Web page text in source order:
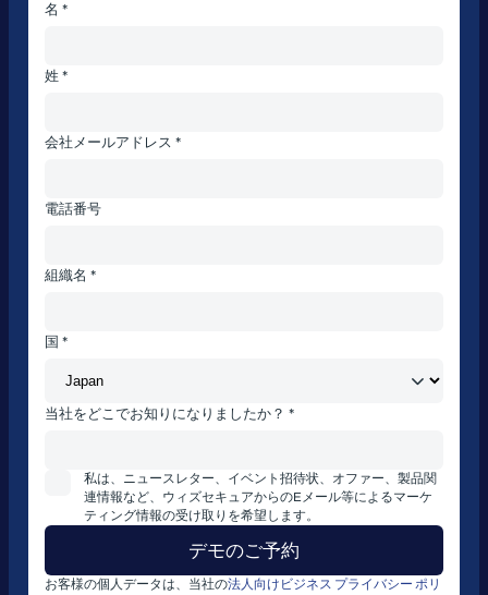
名 *
姓 *
会社メールアドレス *
電話番号
組織名 *
国 *
当社をどこでお知りになりましたか？ *
私は、ニュースレター、イベント招待状、オファー、製品関
連情報など、ウィズセキュアからのEメール等によるマーケ
ティング情報の受け取りを希望します。
お客様の個人データは、当社の法人向けビジネス プライバシー ポリ